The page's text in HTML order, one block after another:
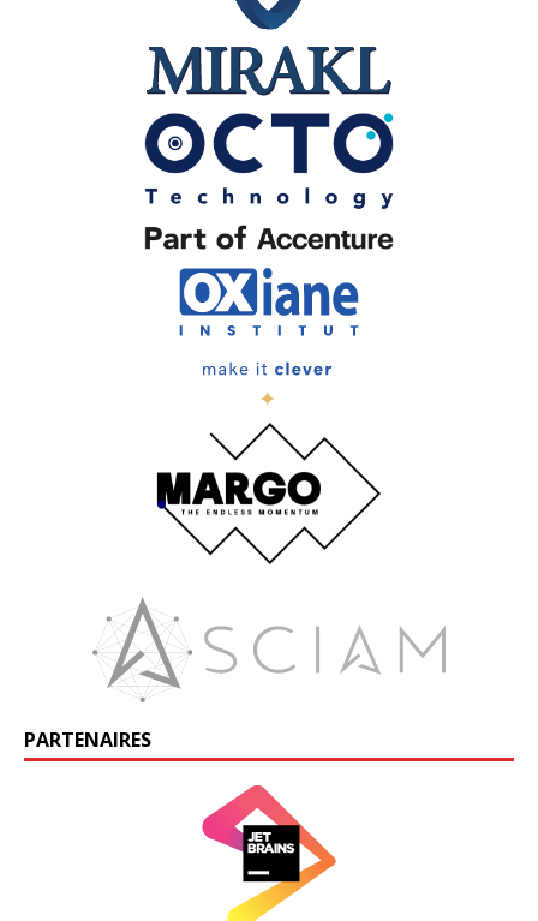
PARTENAIRES